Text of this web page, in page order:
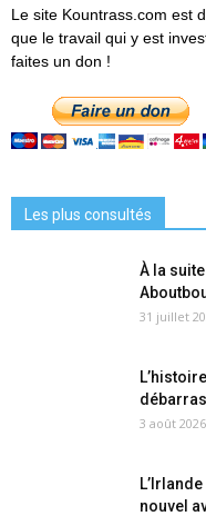
Le site Kountrass.com est
que le travail qui y est
faites un don !
Les plus consultés
À la
31 juillet
3 août 2026
nouvel